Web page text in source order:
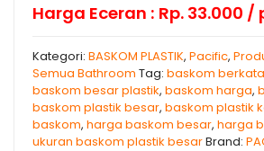
Harga Eceran : Rp. 33.000 /
Kategori: BASKOM PLASTIK, Pacific,
Semua Bathroom Tag: baskom
baskom besar plastik, baskom harga,
baskom plastik besar, baskom plastik
baskom, harga baskom besar, harga
ukuran baskom plastik besarBrand: